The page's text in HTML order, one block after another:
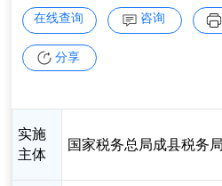
在线查询 咨询
分享
实施
主体
国家税务总局成县税务局